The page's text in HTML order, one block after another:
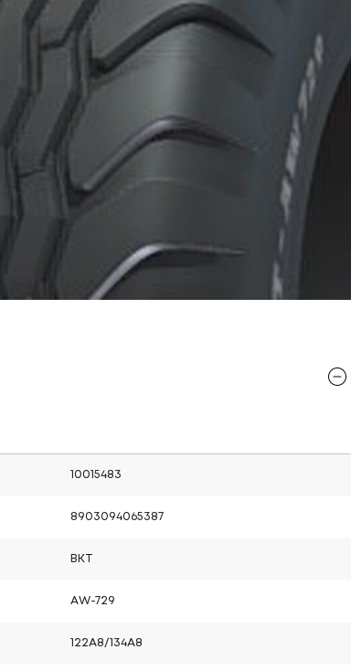
10015483
8903094065387
BKT
AW-729
122A8/134A8